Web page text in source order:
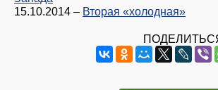
15.10.2014 – Вторая «холодная»